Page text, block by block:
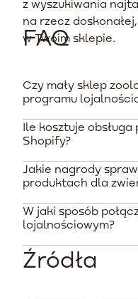
z wyszukiwania
na rzecz
w Twoim sklepie.
FAQ
Czy mały sklep
programu
Tak, zdecydowanie.
biznes przed ciągłą
rzadziej szukają
Ile kosztuje
Shopify?
Koszty zależą od
dla startujących
komercyjne zaczynają
Jakie nagrody
produktach dla
Najsilniejszym
ciężkich worków z
wymianę zebranych
W jaki sposób
lojalnościowym?
Wymaga to narzędzia
Źródła